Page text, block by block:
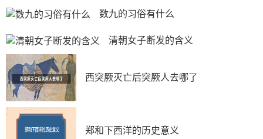
这大概就是她认为的名正言顺，两人就肆无忌惮的眉
诉杨哥又怕证据不充分，落个挑拨名分。都说捉贼拿脏捉
奸拿双，他决定暗中观察，收集证据，料定两人非是什么
好货。
这石秀也真是的，一个外来户干嘛对人家淫事如此上
心，你个“拼命三郎”不能讲在这件事上拼出个什么命吧，
这也太低俗了。再说，道场法事没完几天，潘巧云就急不
可耐，又找老爷子说要到庙里去给母亲还愿，你看，多么
数九的习俗有什么
清朝女子断发的含义
西突厥灭亡后突厥人去哪了
郑和下西洋的历史意义